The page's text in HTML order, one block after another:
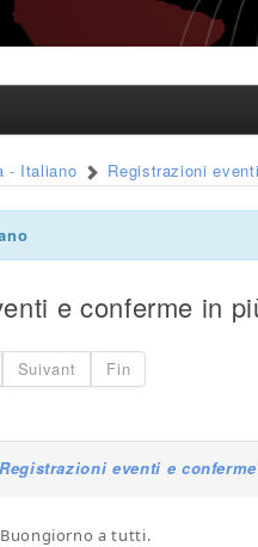
- Italiano Registrazioni
e conferme in
Suivant Fin
Registrazioni eventi e
Buongiorno a tutti.